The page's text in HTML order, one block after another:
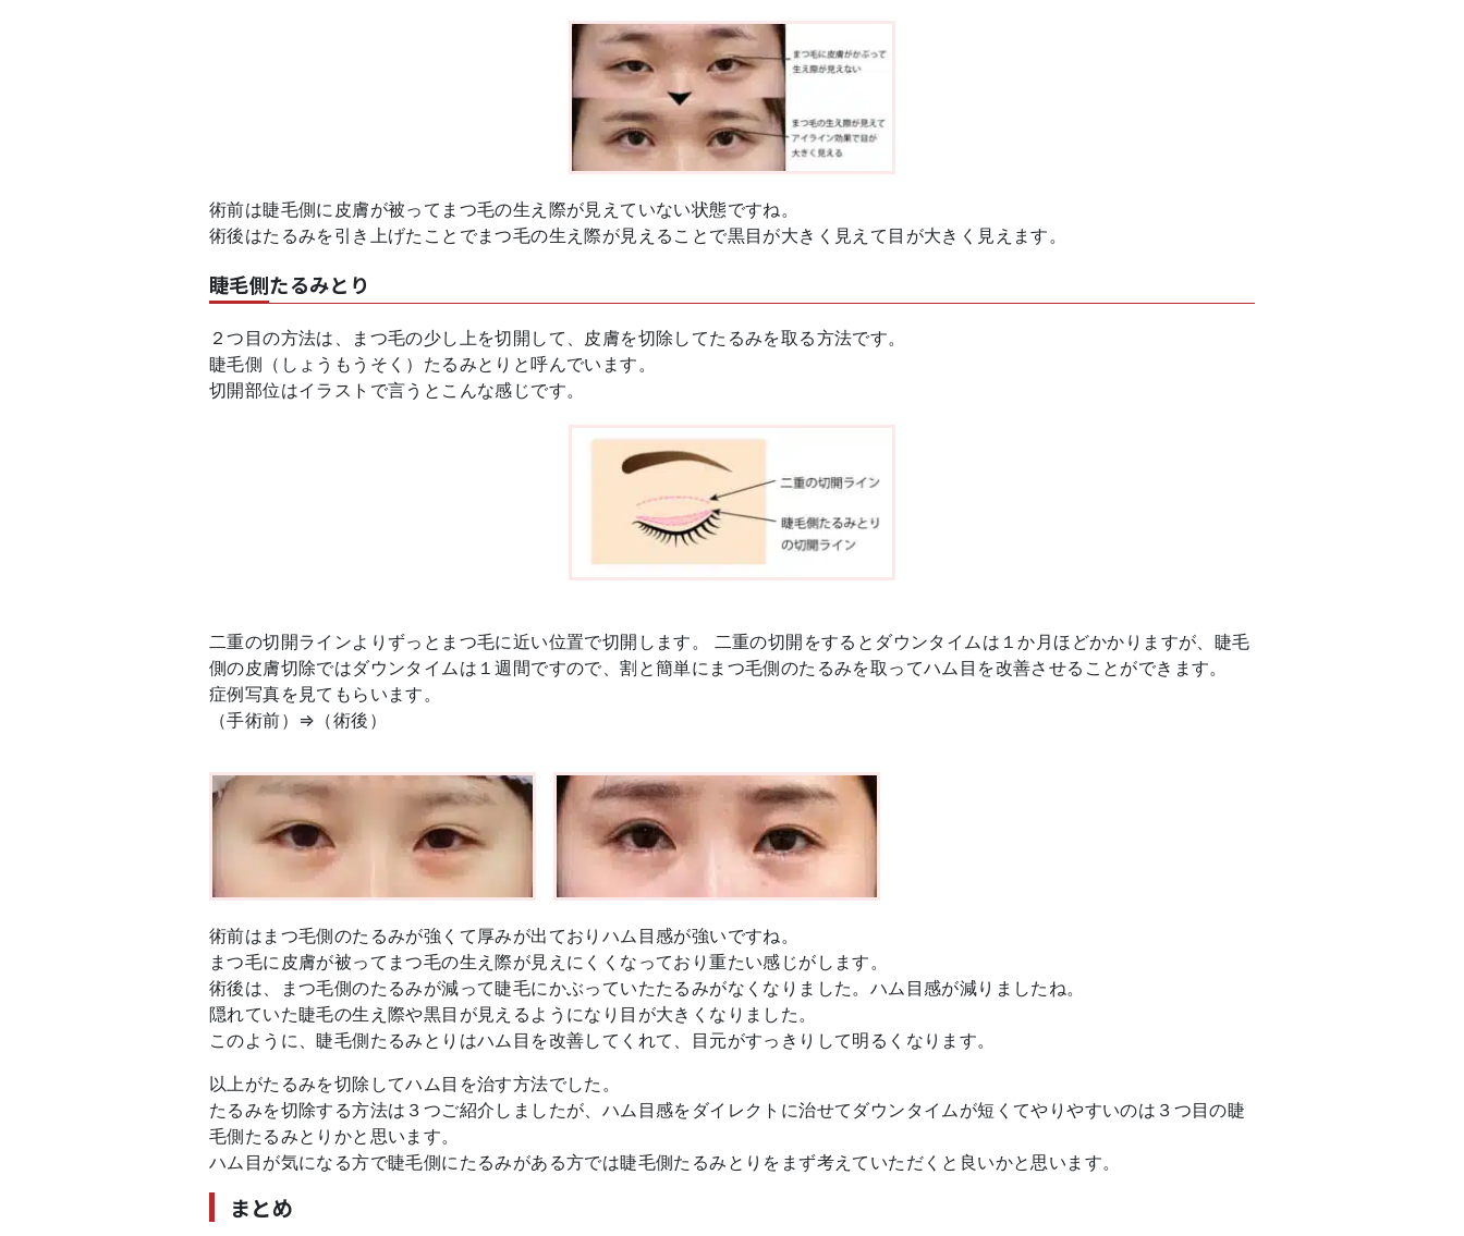
術前は睫毛側に皮膚が被ってまつ毛の生え際が見えていない状態ですね。
術後はたるみを引き上げたことでまつ毛の生え際が見えることで黒目が大きく見えて目が大きく見えます。
睫毛側たるみとり
２つ目の方法は、まつ毛の少し上を切開して、皮膚を切除してたるみを取る方法です。
睫毛側（しょうもうそく）たるみとりと呼んでいます。
切開部位はイラストで言うとこんな感じです。
二重の切開ラインよりずっとまつ毛に近い位置で切開します。 二重の切開をするとダウンタイムは１か月ほどかかりますが、睫毛
側の皮膚切除ではダウンタイムは１週間ですので、割と簡単にまつ毛側のたるみを取ってハム目を改善させることができます。
症例写真を見てもらいます。
（手術前）⇒（術後）
術前はまつ毛側のたるみが強くて厚みが出ておりハム目感が強いですね。
まつ毛に皮膚が被ってまつ毛の生え際が見えにくくなっており重たい感じがします。
術後は、まつ毛側のたるみが減って睫毛にかぶっていたたるみがなくなりました。ハム目感が減りましたね。
隠れていた睫毛の生え際や黒目が見えるようになり目が大きくなりました。
このように、睫毛側たるみとりはハム目を改善してくれて、目元がすっきりして明るくなります。
以上がたるみを切除してハム目を治す方法でした。
たるみを切除する方法は３つご紹介しましたが、ハム目感をダイレクトに治せてダウンタイムが短くてやりやすいのは３つ目の睫
毛側たるみとりかと思います。
ハム目が気になる方で睫毛側にたるみがある方では睫毛側たるみとりをまず考えていただくと良いかと思います。
まとめ